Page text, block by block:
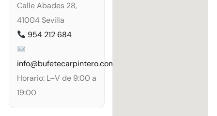
Calle Abades 28,
41004 Sevilla
954 212 684
info@bufetecarpintero.com
Horario: L–V de 9:00 a
19:00